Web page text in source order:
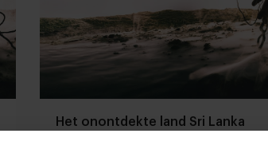
Het onontdekte land Sri Lanka